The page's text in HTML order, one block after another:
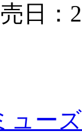
日：
ー